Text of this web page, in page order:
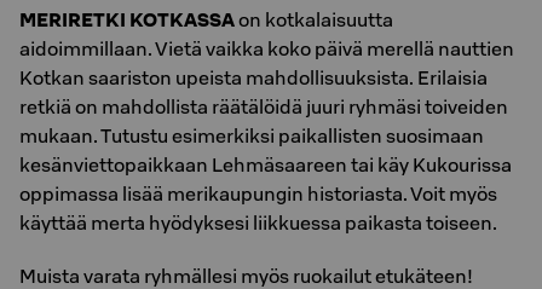
MERIRETKI KOTKASSAon kotkalaisuutta
aidoimmillaan. Vietä vaikka koko päivä merellä nauttien
Kotkan saariston upeista mahdollisuuksista. Erilaisia
retkiä on mahdollista räätälöidä juuri ryhmäsi toiveiden
mukaan. Tutustu esimerkiksi paikallisten suosimaan
kesänviettopaikkaan Lehmäsaareen tai käy Kukourissa
oppimassa lisää merikaupungin historiasta. Voit myös
käyttää merta hyödyksesi liikkuessa paikasta toiseen.
Muista varata ryhmällesi myös ruokailut etukäteen!